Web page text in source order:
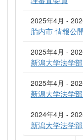
2025年4月 -
胎内市 情報公
2025年4月 -
新潟大学法学
2025年4月 -
新潟大学法学
2024年4月 -
新潟大学法学